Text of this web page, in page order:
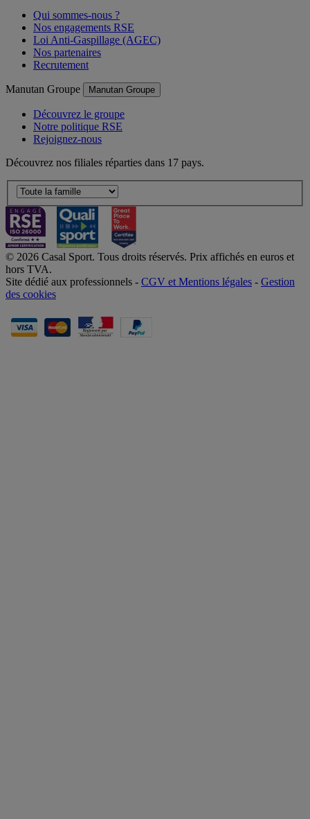
Qui sommes-nous ?
Nos engagements RSE
Loi Anti-Gaspillage (AGEC)
Nos partenaires
Recrutement
Manutan Groupe Manutan Groupe
Découvrez le groupe
Notre politique RSE
Rejoignez-nous
Découvrez nos filiales réparties dans 17 pays.
© 2026 Casal Sport. Tous droits réservés. Prix affichés en euros et
hors TVA.
Site dédié aux professionnels - CGV et Mentions légales - Gestion
des cookies